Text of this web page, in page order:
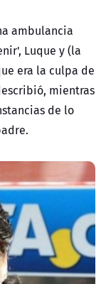
ambulancia
Luque y (la
era la culpa de
mientras
de lo